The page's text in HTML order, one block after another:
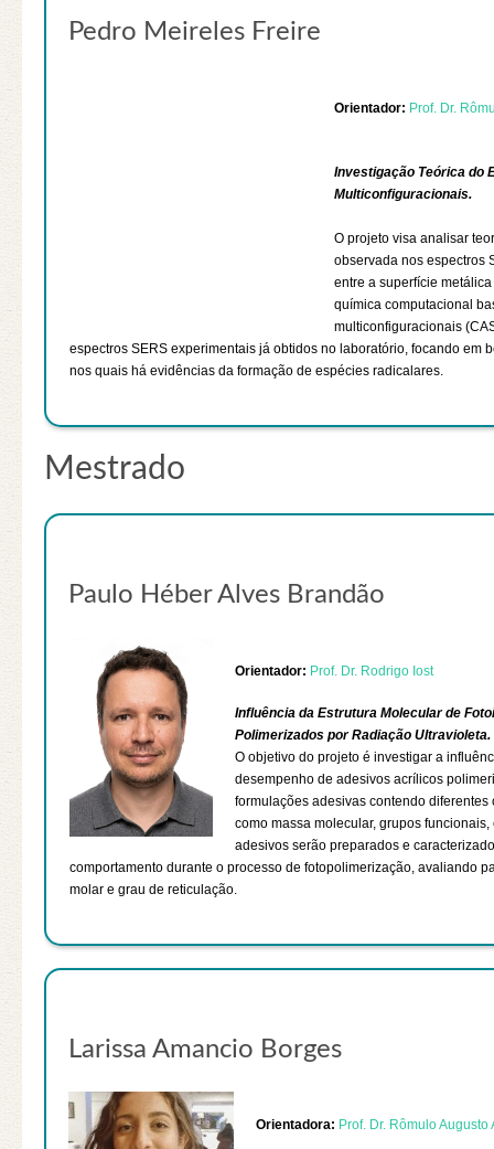
Pedro Meireles Freire
Orientador: Prof. Dr.
Investigação Teórica do
Multiconfiguracionais.
O projeto visa analisar
observada nos espectros
entre a superfície
química computacional
multiconfiguracionais
espectros SERS experimentais já obtidos no laboratório, focando
nos quais há evidências da formação de espécies radicalares.
Mestrado
Paulo Héber Alves Brandão
Orientador: Prof. Dr. Rodrigo Iost
Influência da Estrutura Molecular de
Polimerizados por Radiação Ultravioleta.
O objetivo do projeto é investigar a
desempenho de adesivos acrílicos
formulações adesivas contendo
como massa molecular, grupos
adesivos serão preparados e
comportamento durante o processo de fotopolimerização, avaliando
molar e grau de reticulação.
Larissa Amancio Borges
Orientadora: Prof. Dr. Rômulo Augusto